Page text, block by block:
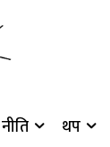
नीति थप